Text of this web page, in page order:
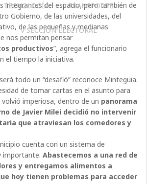
TECNOLOGÍA TRANSPORTE
V SECCIÓN ELECTORAL
integrantes del espacio, pero también de
Gobierno, de las universidades, del
de las pequeñas y medianas
nos permitan pensar
productivos”, agrega el funcionario
el tiempo la iniciativa.
todo un “desafió” reconoce Minteguia.
de tomar cartas en el asunto para
imperiosa, dentro de un panorama
de Javier Milei decidió no intervenir
que atraviesan los comedores y
cuenta con un sistema de
importante.Abastecemos a una red de
y entregamos alimentos a
hoy tienen problemas para acceder